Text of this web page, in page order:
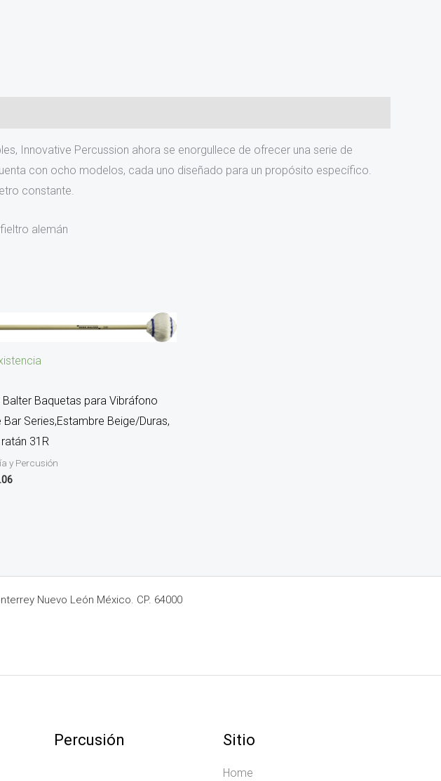
Innovative Percussion ahora se enorgullece de ofrecer una serie de
con ocho modelos, cada uno diseñado para un propósito específico.
constante.
alemán
Balter Baquetas para Vibráfono
Bar Series,Estambre Beige/Duras,
31R
y Percusión
Nuevo León México. CP. 64000
Percusión Sitio
Home